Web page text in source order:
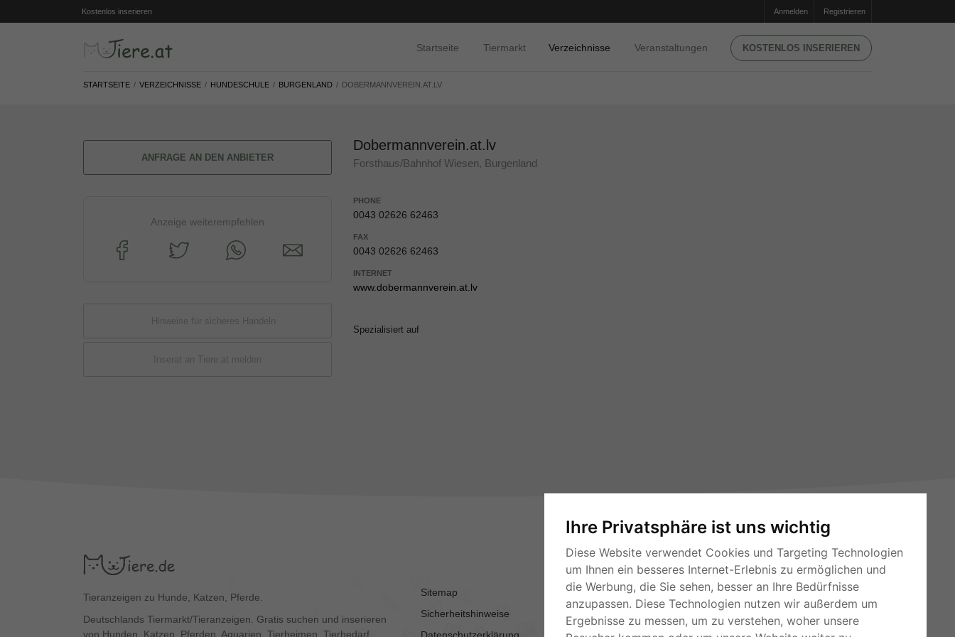
Ihre Privatsphäre ist uns wichtig
Diese Website verwendet Cookies und Targeting Technologien
um Ihnen ein besseres Internet-Erlebnis zu ermöglichen und
die Werbung, die Sie sehen, besser an Ihre Bedürfnisse
anzupassen. Diese Technologien nutzen wir außerdem um
Ergebnisse zu messen, um zu verstehen, woher unsere
Kostenlos inserieren Anmelden Registrieren
Startseite Tiermarkt Verzeichnisse Veranstaltungen KOSTENLOS INSERIEREN
STARTSEITE VERZEICHNISSE HUNDESCHULE BURGENLAND DOBERMANNVEREIN.AT.LV
ANFRAGE AN DEN ANBIETER
Anzeige weiterempfehlen
Hinweise für sicheres Handeln
Inserat an Tiere.at melden
Dobermannverein.at.lv
Forsthaus/Bahnhof Wiesen, Burgenland
PHONE
0043 02626 62463
FAX
0043 02626 62463
INTERNET
www.dobermannverein.at.lv
Spezialisiert auf
Tieranzeigen zu Hunde, Katzen, Pferde.
Deutschlands Tiermarkt/Tieranzeigen. Gratis suchen und inserieren
von Hunden, Katzen, Pferden, Aquarien, Tierheimen, Tierbedarf,
Sitemap
Sicherheitshinweise
Datenschutzerklärung
AGB
Kontakt
Impressum
RSS-Feeds
Kleinanzeigen-Österreich